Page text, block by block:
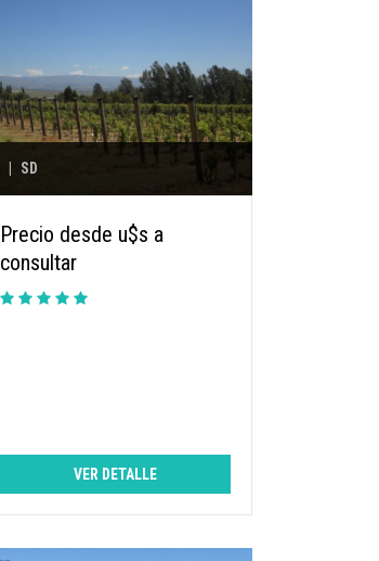
SD
Precio desde u$s a
consultar
VER DETALLE